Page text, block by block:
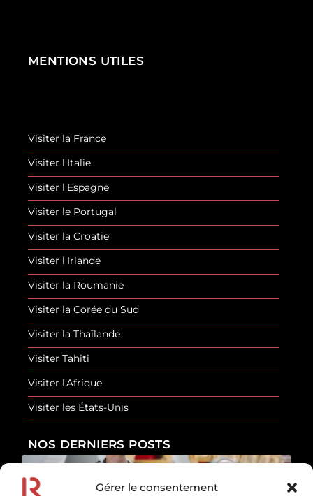
Gérer le consentement
MENTIONS UTILES
Visiter la France
Visiter l'Italie
Visiter l'Espagne
Visiter le Portugal
Visiter la Croatie
Visiter l'Irlande
Visiter la Roumanie
Visiter la Corée du Sud
Visiter la Thaïlande
Visiter Tahiti
Visiter l'Afrique
Visiter les États-Unis
NOS DERNIERS POSTS